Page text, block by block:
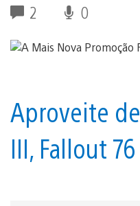
2 0
Aproveite
III, Fallout